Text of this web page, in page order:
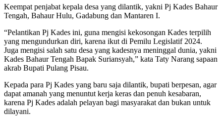
Keempat penjabat kepala desa yang dilantik, yakni Pj Kades Bahaur
Tengah, Bahaur Hulu, Gadabung dan Mantaren I.
“Pelantikan Pj Kades ini, guna mengisi kekosongan Kades terpilih
yang mengundurkan diri, karena ikut di Pemilu Legislatif 2024.
Juga mengisi salah satu desa yang kadesnya meninggal dunia, yakni
Kades Bahaur Tengah Bapak Suriansyah,” kata Taty Narang sapaan
akrab Bupati Pulang Pisau.
Kepada para Pj Kades yang baru saja dilantik, bupati berpesan, agar
dapat amanah yang menuntut kerja keras dan penuh kesabaran,
karena Pj Kades adalah pelayan bagi masyarakat dan bukan untuk
dilayani.